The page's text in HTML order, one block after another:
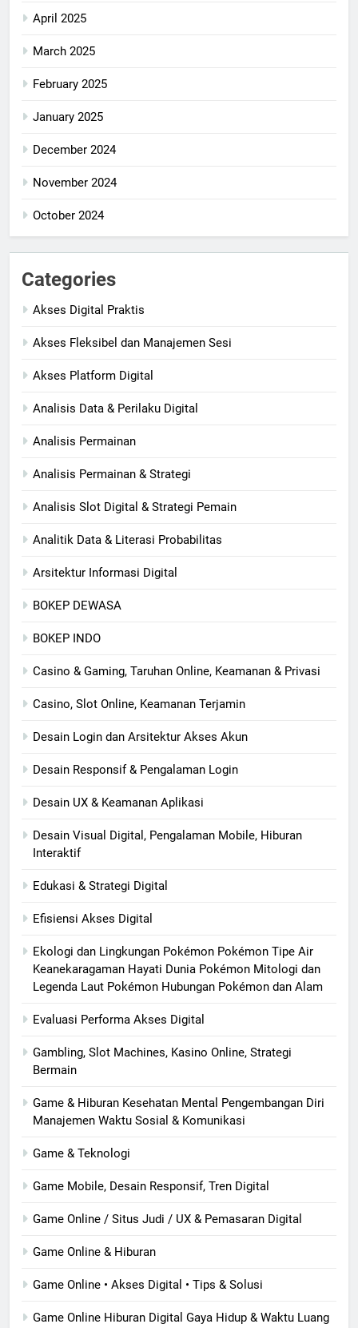
April 2025
March 2025
February 2025
January 2025
December 2024
November 2024
October 2024
Categories
Akses Digital Praktis
Akses Fleksibel dan Manajemen Sesi
Akses Platform Digital
Analisis Data & Perilaku Digital
Analisis Permainan
Analisis Permainan & Strategi
Analisis Slot Digital & Strategi Pemain
Analitik Data & Literasi Probabilitas
Arsitektur Informasi Digital
BOKEP DEWASA
BOKEP INDO
Casino & Gaming, Taruhan Online, Keamanan & Privasi
Casino, Slot Online, Keamanan Terjamin
Desain Login dan Arsitektur Akses Akun
Desain Responsif & Pengalaman Login
Desain UX & Keamanan Aplikasi
Desain Visual Digital, Pengalaman Mobile, Hiburan
Interaktif
Edukasi & Strategi Digital
Efisiensi Akses Digital
Ekologi dan Lingkungan Pokémon Pokémon Tipe Air
Keanekaragaman Hayati Dunia Pokémon Mitologi dan
Legenda Laut Pokémon Hubungan Pokémon dan Alam
Evaluasi Performa Akses Digital
Gambling, Slot Machines, Kasino Online, Strategi
Bermain
Game & Hiburan Kesehatan Mental Pengembangan Diri
Manajemen Waktu Sosial & Komunikasi
Game & Teknologi
Game Mobile, Desain Responsif, Tren Digital
Game Online / Situs Judi / UX & Pemasaran Digital
Game Online & Hiburan
Game Online • Akses Digital • Tips & Solusi
Game Online Hiburan Digital Gaya Hidup & Waktu Luang